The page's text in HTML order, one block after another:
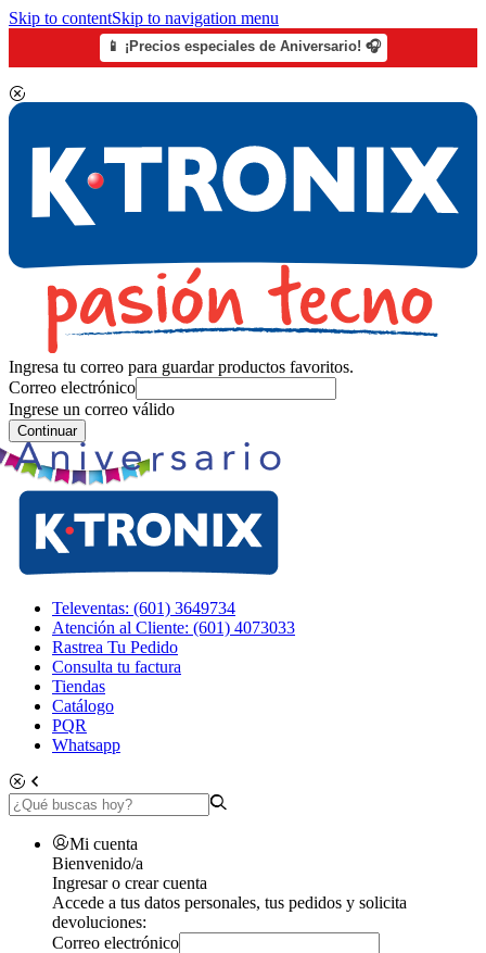
Skip to contentSkip to navigation menu
📱 ¡Precios especiales de Aniversario! 🎧
Ingresa tu correo para guardar productos favoritos.
Correo electrónico
Ingrese un correo válido
Continuar
Televentas: (601) 3649734
Atención al Cliente: (601) 4073033
Rastrea Tu Pedido
Consulta tu factura
Tiendas
Catálogo
PQR
Whatsapp
Mi cuenta
Bienvenido/a
Ingresar o crear cuenta
Accede a tus datos personales, tus pedidos y solicita
devoluciones:
Correo electrónico